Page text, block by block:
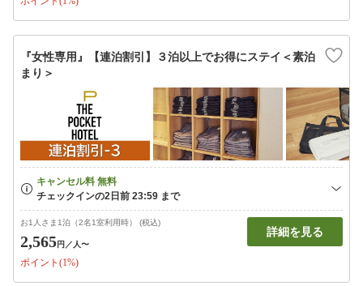
『女性専用』【連泊割引】３泊以上でお得にステイ＜素泊
まり＞
お1人さま1泊（2名1室利用時） (税込)
2,565円 ／人〜
ポイント(1%)
詳細を見る